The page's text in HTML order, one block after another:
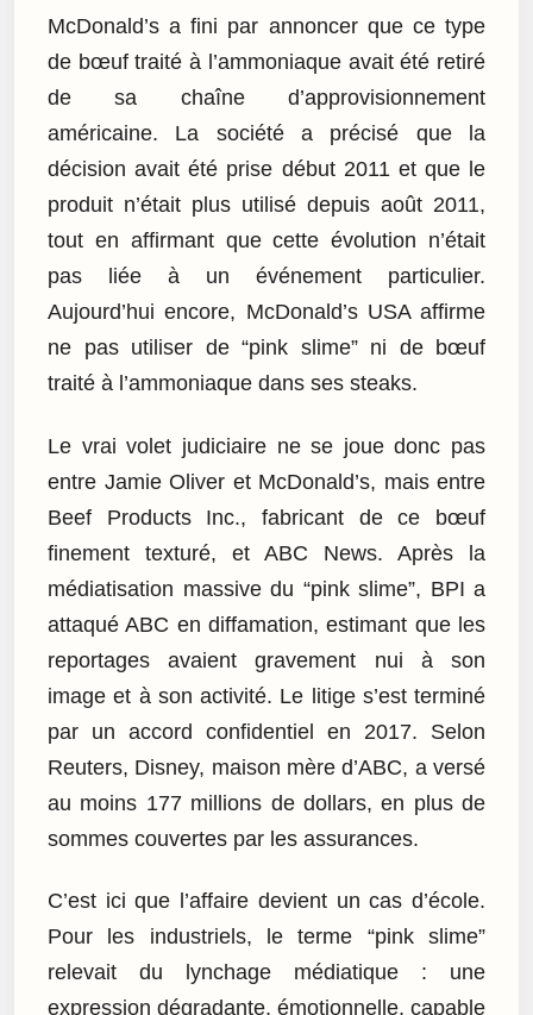
McDonald’s a fini par annoncer que ce type
de bœuf traité à l’ammoniaque avait été retiré
de sa chaîne d’approvisionnement
américaine. La société a précisé que la
décision avait été prise début 2011 et que le
produit n’était plus utilisé depuis août 2011,
tout en affirmant que cette évolution n’était
pas liée à un événement particulier.
Aujourd’hui encore, McDonald’s USA affirme
ne pas utiliser de “pink slime” ni de bœuf
traité à l’ammoniaque dans ses steaks.
Le vrai volet judiciaire ne se joue donc pas
entre Jamie Oliver et McDonald’s, mais entre
Beef Products Inc., fabricant de ce bœuf
finement texturé, et ABC News. Après la
médiatisation massive du “pink slime”, BPI a
attaqué ABC en diffamation, estimant que les
reportages avaient gravement nui à son
image et à son activité. Le litige s’est terminé
par un accord confidentiel en 2017. Selon
Reuters, Disney, maison mère d’ABC, a versé
au moins 177 millions de dollars, en plus de
sommes couvertes par les assurances.
C’est ici que l’affaire devient un cas d’école.
Pour les industriels, le terme “pink slime”
relevait du lynchage médiatique : une
expression dégradante, émotionnelle, capable